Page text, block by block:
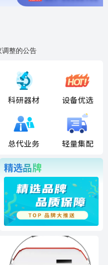
调整的公告
科研器材 设备优选
总代业务 轻量集配
精选品牌